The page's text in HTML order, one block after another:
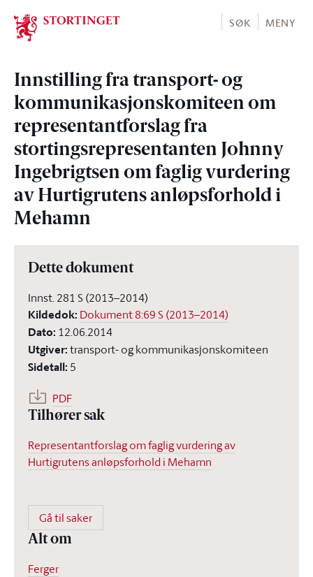
Stortinget.no
SØK MENY
Innstilling fra transport- og
kommunikasjonskomiteen om
representantforslag fra
stortingsrepresentanten Johnny
Ingebrigtsen om faglig vurdering
av Hurtigrutens anløpsforhold i
Mehamn
Dette dokument
Innst. 281 S (2013–2014)
Kildedok: Dokument 8:69 S (2013–2014)
Dato: 12.06.2014
Utgiver:transport- og kommunikasjonskomiteen
Sidetall: 5
PDF
Tilhører sak
Representantforslag om faglig vurdering av
Hurtigrutens anløpsforhold i Mehamn
Gå til saker
Alt om
Ferger